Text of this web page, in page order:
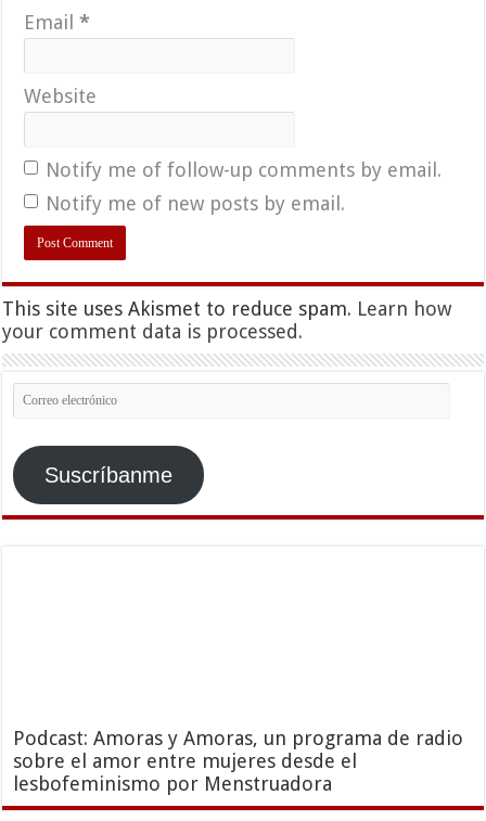
Email*
Website
Notify me of follow-up comments by email.
Notify me of new posts by email.
This site uses Akismet to reduce spam. Learn how
your comment data is processed.
Correo
electrónico
Suscríbanme
Podcast: Amoras y Amoras, un programa de radio
sobre el amor entre mujeres desde el
lesbofeminismo por Menstruadora